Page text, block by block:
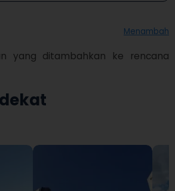
Menambah
yang ditambahkan ke rencana